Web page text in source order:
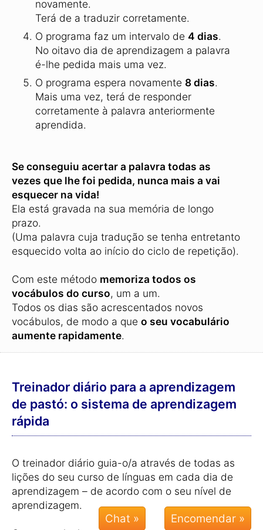
novamente.
Terá de a traduzir corretamente.
O programa faz um intervalo de 4 dias.
No oitavo dia de aprendizagem a palavra
é-lhe pedida mais uma vez.
O programa espera novamente 8 dias.
Mais uma vez, terá de responder
corretamente à palavra anteriormente
aprendida.
Se conseguiu acertar a palavra todas as
vezes que lhe foi pedida, nunca mais a vai
esquecer na vida!
Ela está gravada na sua memória de longo
prazo.
(Uma palavra cuja tradução se tenha entretanto
esquecido volta ao início do ciclo de repetição).
Com este método memoriza todos os
vocábulos do curso, um a um.
Todos os dias são acrescentados novos
vocábulos, de modo a que o seu vocabulário
aumente rapidamente.
Treinador diário para a aprendizagem
de pastó: o sistema de aprendizagem
rápida
O treinador diário guia-o/a através de todas as
lições do seu curso de línguas em cada dia de
aprendizagem – de acordo com o seu nível de
aprendizagem.
Chat »